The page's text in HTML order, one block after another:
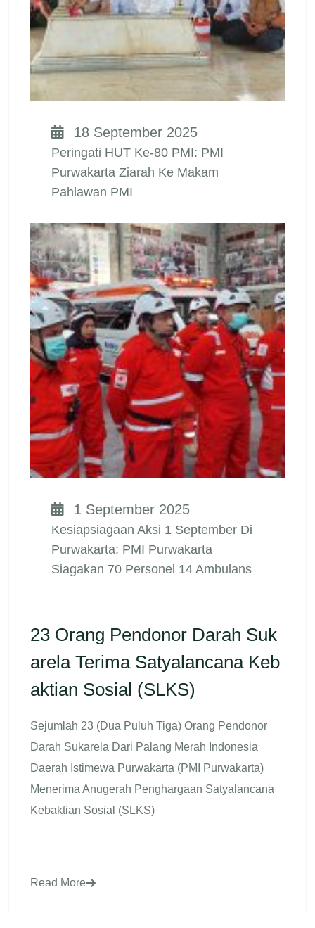
18 September 2025
Peringati HUT Ke-80 PMI: PMI
Purwakarta Ziarah Ke Makam
Pahlawan PMI
1 September 2025
Kesiapsiagaan Aksi 1 September Di
Purwakarta: PMI Purwakarta
Siagakan 70 Personel 14 Ambulans
23 Orang Pendonor Darah Suk
Arela Terima Satyalancana Keb
Aktian Sosial (SLKS)
Sejumlah 23 (dua Puluh Tiga) Orang Pendonor
Darah Sukarela Dari Palang Merah Indonesia
Daerah Istimewa Purwakarta (PMI Purwakarta)
Menerima Anugerah Penghargaan Satyalancana
Kebaktian Sosial (SLKS)
Read More